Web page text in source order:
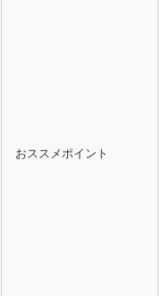
おススメポイント